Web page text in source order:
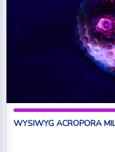
WYSIWYG ACROPORA